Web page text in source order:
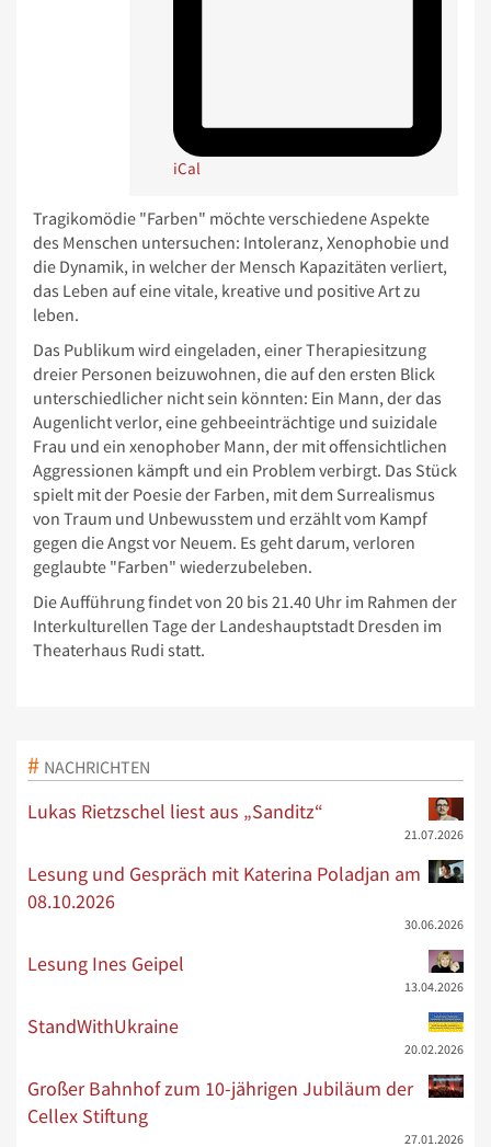
iCal
Tragikomödie "Farben" möchte verschiedene Aspekte
des Menschen untersuchen: Intoleranz, Xenophobie und
die Dynamik, in welcher der Mensch Kapazitäten verliert,
das Leben auf eine vitale, kreative und positive Art zu
leben.
Das Publikum wird eingeladen, einer Therapiesitzung
dreier Personen beizuwohnen, die auf den ersten Blick
unterschiedlicher nicht sein könnten: Ein Mann, der das
Augenlicht verlor, eine gehbeeinträchtige und suizidale
Frau und ein xenophober Mann, der mit offensichtlichen
Aggressionen kämpft und ein Problem verbirgt. Das Stück
spielt mit der Poesie der Farben, mit dem Surrealismus
von Traum und Unbewusstem und erzählt vom Kampf
gegen die Angst vor Neuem. Es geht darum, verloren
geglaubte "Farben" wiederzubeleben.
Die Aufführung findet von 20 bis 21.40 Uhr im Rahmen der
Interkulturellen Tage der Landeshauptstadt Dresden im
Theaterhaus Rudi statt.
NACHRICHTEN
Lukas Rietzschel liest aus „Sanditz“
21.07.2026
Lesung und Gespräch mit Katerina Poladjan am
08.10.2026
30.06.2026
Lesung Ines Geipel
13.04.2026
StandWithUkraine
20.02.2026
Großer Bahnhof zum 10-jährigen Jubiläum der
Cellex Stiftung
27.01.2026